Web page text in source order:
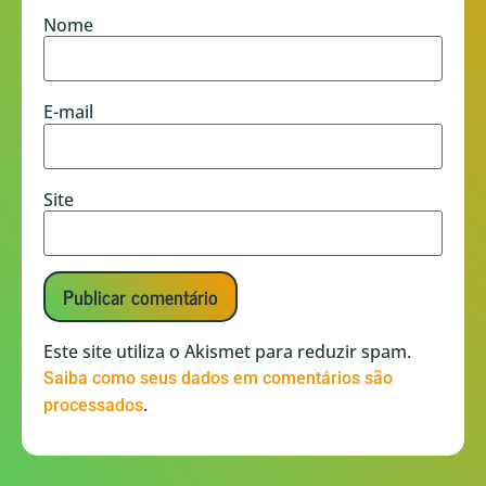
Nome
E-mail
Site
Este site utiliza o Akismet para reduzir spam.
Saiba como seus dados em comentários são
processados.